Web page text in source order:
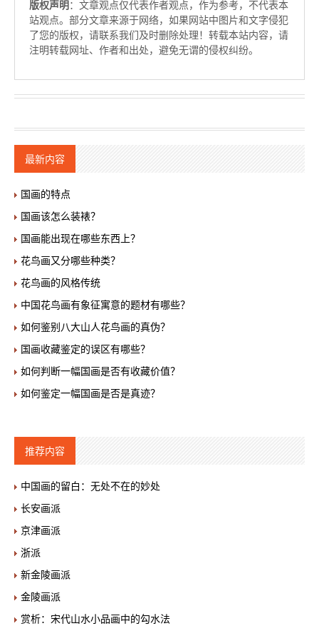
版权声明 ：文章观点仅代表作者观点，作为参考，不代表本
站观点。部分文章来源于网络，如果网站中图片和文字侵犯
了您的版权，请联系我们及时删除处理！转载本站内容，请
注明转载网址、作者和出处，避免无谓的侵权纠纷。
最新内容
国画的特点
国画该怎么装裱？
国画能出现在哪些东西上？
花鸟画又分哪些种类？
花鸟画的风格传统
中国花鸟画有象征寓意的题材有哪些？
如何鉴别八大山人花鸟画的真伪？
国画收藏鉴定的误区有哪些？
如何判断一幅国画是否有收藏价值？
如何鉴定一幅国画是否是真迹？
推荐内容
中国画的留白：无处不在的妙处
长安画派
京津画派
浙派
新金陵画派
金陵画派
赏析：宋代山水小品画中的勾水法